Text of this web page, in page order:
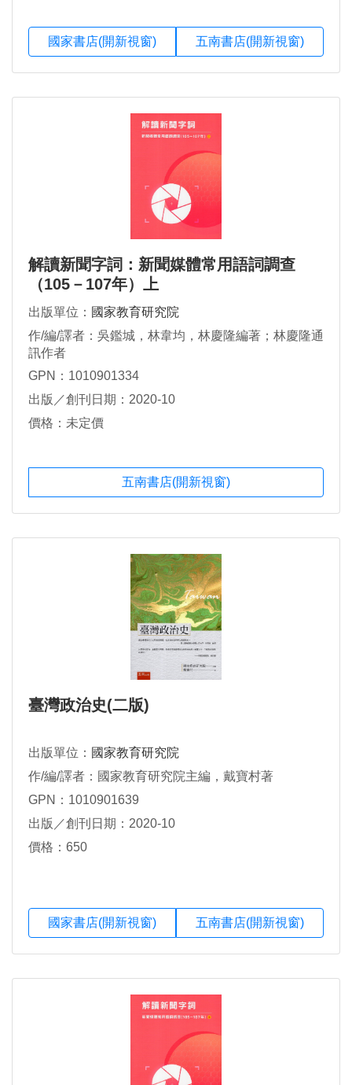
國家書店(開新視窗) 五南書店(開新視窗)
解讀新聞字詞：新聞媒體常用語詞調查
（105－107年）上
出版單位： 國家教育研究院
作/編/譯者：吳鑑城，林韋均，林慶隆編著；林慶隆通
訊作者
GPN：1010901334
出版／創刊日期：2020-10
價格：未定價
五南書店(開新視窗)
臺灣政治史(二版)
出版單位： 國家教育研究院
作/編/譯者：國家教育研究院主編，戴寶村著
GPN：1010901639
出版／創刊日期：2020-10
價格：650
國家書店(開新視窗) 五南書店(開新視窗)